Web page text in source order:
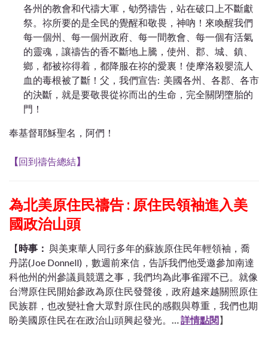
各州的教會和代禱大軍，劬勞禱告，站在破口上不斷獻
祭。祢所要的是全民的覺醒和敬畏，神吶！來喚醒我們
每一個州、每一個州政府、每一間教會、每一個有活氣
的靈魂，讓禱告的香不斷地上騰，使州、郡、城、鎮、
鄉，都被祢得着，都降服在祢的愛裏！使摩洛殺嬰流人
血的毒根被了斷！父，我們宣告: 美國各州、各郡、各市
的決斷，就是要敬畏從祢而出的生命，完全關閉墮胎的
門！
奉基督耶穌聖名，阿們！
【回到禱告總結】
為北美原住民禱告 : 原住民領袖進入美
國政治山頭
【時事： 與美東華人同行多年的蘇族原住民年輕領袖，喬
丹諾(Joe Donnell)，數週前來信，告訴我們他受邀參加南達
科他州的州參議員競選之事，我們均為此事雀躍不已。就像
台灣原住民開始參政為原住民發聲後，政府越來越關照原住
民族群，也改變社會大眾對原住民的感觀與尊重，我們也期
盼美國原住民在在政治山頭興起發光。
詳情點閱】